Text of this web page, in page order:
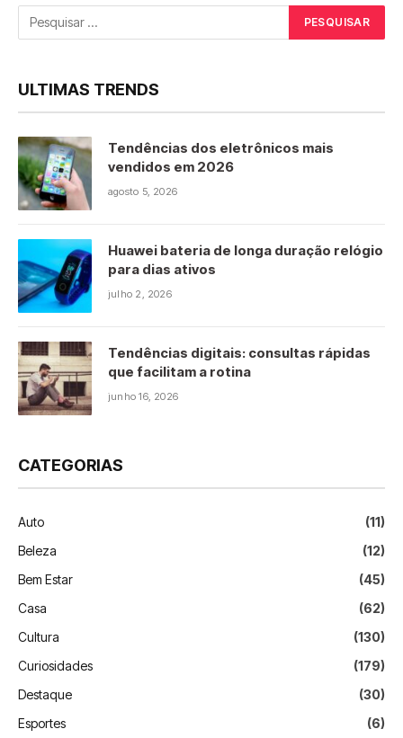
ULTIMAS TRENDS
Tendências dos eletrônicos mais
vendidos em 2026
agosto 5, 2026
Huawei bateria de longa duração relógio
para dias ativos
julho 2, 2026
Tendências digitais: consultas rápidas
que facilitam a rotina
junho 16, 2026
CATEGORIAS
Auto
(11)
Beleza
(12)
Bem Estar
(45)
Casa
(62)
Cultura
(130)
Curiosidades
(179)
Destaque
(30)
Esportes
(6)